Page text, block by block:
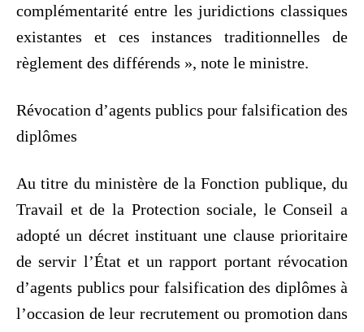
complémentarité entre les juridictions classiques
existantes et ces instances traditionnelles de
règlement des différends », note le ministre.
Révocation d’agents publics pour falsification des
diplômes
Au titre du ministère de la Fonction publique, du
Travail et de la Protection sociale, le Conseil a
adopté un décret instituant une clause prioritaire
de servir l’État et un rapport portant révocation
d’agents publics pour falsification des diplômes à
l’occasion de leur recrutement ou promotion dans